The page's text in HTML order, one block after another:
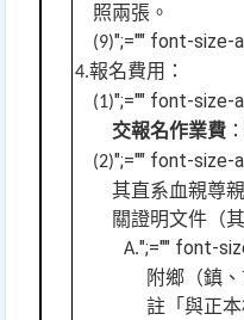
照兩張。
(9)";="" font-
4.報名費用：
(1)";="" font-
交報名作業費
(2)";="" font-
其直系血親尊
關證明文件（
A.";="" font-
附鄉（鎮
註「與正本